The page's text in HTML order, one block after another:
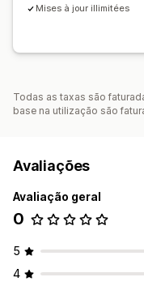
Mises à jour illimitées
Todas as taxas são
base na utilização são
Avaliações
Avaliação geral
0
5
4